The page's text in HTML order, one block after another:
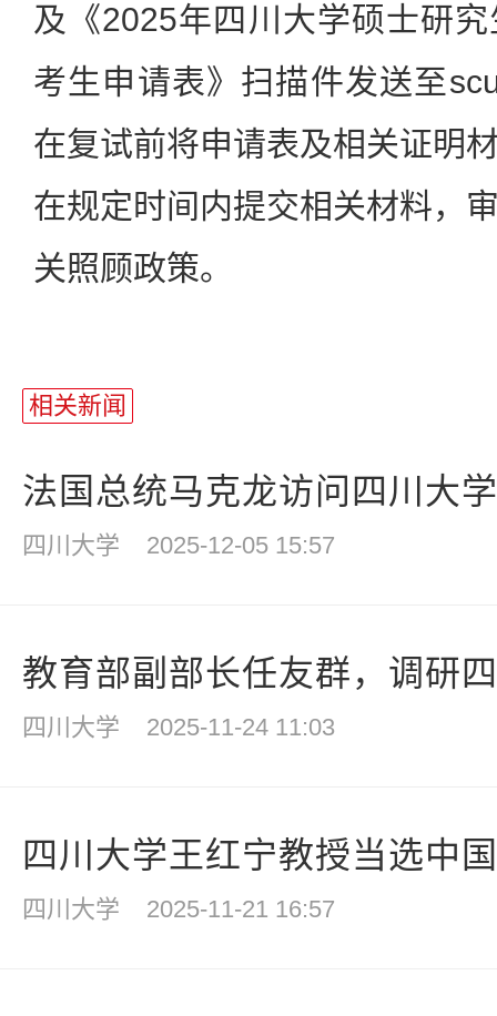
及《2025年四川大学硕士研
考生申请表》扫描件发送至
在复试前将申请表及相关证明
在规定时间内提交相关材料，
关照顾政策。
相关新闻
法国总统马克龙访问四川大学
四川大学 2025-12-05 15:57
教育部副部长任友群，调研
四川大学 2025-11-24 11:03
四川大学王红宁教授当选中
四川大学 2025-11-21 16:57